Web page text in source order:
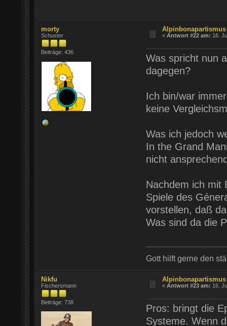
morty
Schuster
Beiträge: 436
Alpinbonapartismus
«Antwort #22 am: 16.
Was spricht nun
dagegen?
Ich bin/war
keine
Was ich jedoch
In the Grand
nicht
Nachdem ich mit
Spiele des
vorstellen, daß
Was sind da die
Gott hilft gerne den
Nikfu
Fischersmann
Beiträge: 738
Alpinbonapartismus
«Antwort #23 am: 16.
Pros: bringt die
Systeme. Wenn